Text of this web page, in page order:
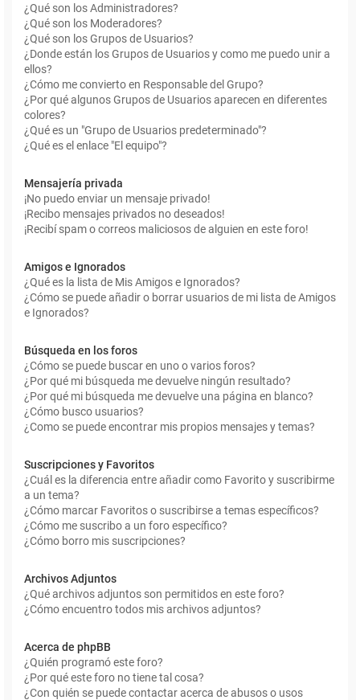
¿Qué son los Administradores?
¿Qué son los Moderadores?
¿Qué son los Grupos de Usuarios?
¿Donde están los Grupos de Usuarios y como me puedo unir a
ellos?
¿Cómo me convierto en Responsable del Grupo?
¿Por qué algunos Grupos de Usuarios aparecen en diferentes
colores?
¿Qué es un "Grupo de Usuarios predeterminado"?
¿Qué es el enlace "El equipo"?
Mensajería privada
¡No puedo enviar un mensaje privado!
¡Recibo mensajes privados no deseados!
¡Recibí spam o correos maliciosos de alguien en este foro!
Amigos e Ignorados
¿Qué es la lista de Mis Amigos e Ignorados?
¿Cómo se puede añadir o borrar usuarios de mi lista de Amigos
e Ignorados?
Búsqueda en los foros
¿Cómo se puede buscar en uno o varios foros?
¿Por qué mi búsqueda me devuelve ningún resultado?
¿Por qué mi búsqueda me devuelve una página en blanco?
¿Cómo busco usuarios?
¿Como se puede encontrar mis propios mensajes y temas?
Suscripciones y Favoritos
¿Cuál es la diferencia entre añadir como Favorito y suscribirme
a un tema?
¿Cómo marcar Favoritos o suscribirse a temas específicos?
¿Cómo me suscribo a un foro específico?
¿Cómo borro mis suscripciones?
Archivos Adjuntos
¿Qué archivos adjuntos son permitidos en este foro?
¿Cómo encuentro todos mis archivos adjuntos?
Acerca de phpBB
¿Quién programó este foro?
¿Por qué este foro no tiene tal cosa?
¿Con quién se puede contactar acerca de abusos o usos